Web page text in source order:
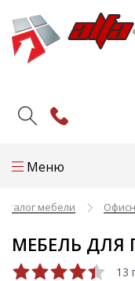
Меню
мебели
МЕБЕЛЬ ДЛЯ
13